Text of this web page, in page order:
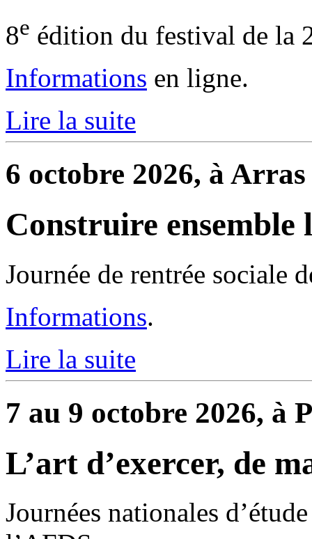
8e édition du festival de la
Informations en ligne.
Lire la suite
6 octobre 2026, à Arras
Construire ensemble
Journée de rentrée sociale
Informations.
Lire la suite
7 au 9 octobre 2026, à
L’art d’exercer, de
Journées nationales